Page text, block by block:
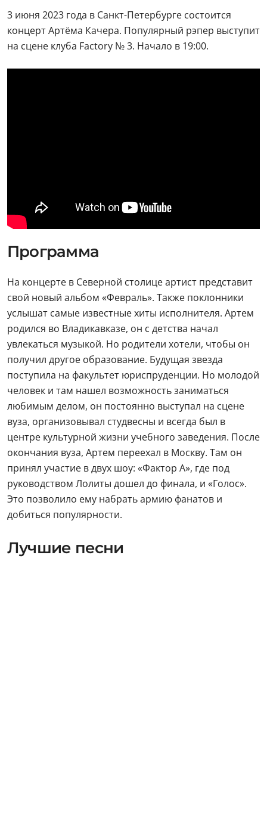
3 июня 2023 года в Санкт-Петербурге состоится
концерт Артёма Качера. Популярный рэпер выступит
на сцене клуба Factory № 3. Начало в 19:00.
Программа
На концерте в Северной столице артист представит
свой новый альбом «Февраль». Также поклонники
услышат самые известные хиты исполнителя. Артем
родился во Владикавказе, он с детства начал
увлекаться музыкой. Но родители хотели, чтобы он
получил другое образование. Будущая звезда
поступила на факультет юриспруденции. Но молодой
человек и там нашел возможность заниматься
любимым делом, он постоянно выступал на сцене
вуза, организовывал студвесны и всегда был в
центре культурной жизни учебного заведения. После
окончания вуза, Артем переехал в Москву. Там он
принял участие в двух шоу: «Фактор А», где под
руководством Лолиты дошел до финала, и «Голос».
Это позволило ему набрать армию фанатов и
добиться популярности.
Лучшие песни